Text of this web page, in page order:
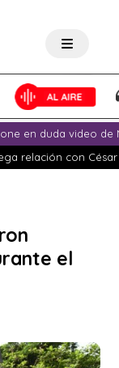
en duda video de
relación con
el